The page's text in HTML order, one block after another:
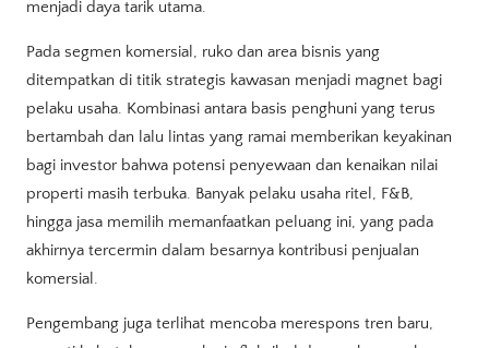
menjadi daya tarik utama.
Pada segmen komersial, ruko dan area bisnis yang
ditempatkan di titik strategis kawasan menjadi magnet bagi
pelaku usaha. Kombinasi antara basis penghuni yang terus
bertambah dan lalu lintas yang ramai memberikan keyakinan
bagi investor bahwa potensi penyewaan dan kenaikan nilai
properti masih terbuka. Banyak pelaku usaha ritel, F&B,
hingga jasa memilih memanfaatkan peluang ini, yang pada
akhirnya tercermin dalam besarnya kontribusi penjualan
komersial.
Pengembang juga terlihat mencoba merespons tren baru,